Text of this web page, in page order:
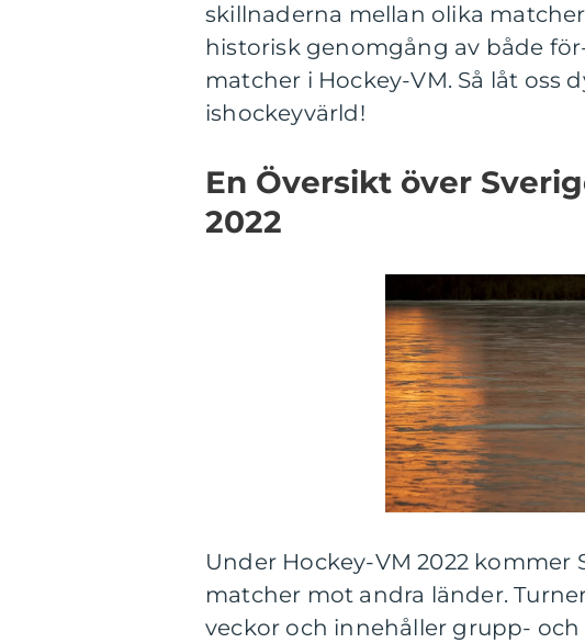
skillnaderna mellan olika
historisk genomgång av både
matcher i Hockey-VM. Så låt oss
ishockeyvärld!
En Översikt över
2022
Under Hockey-VM 2022 kommer
matcher mot andra länder.
veckor och innehåller grupp-